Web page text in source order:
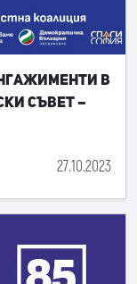
в
съвет –
27.10.2023